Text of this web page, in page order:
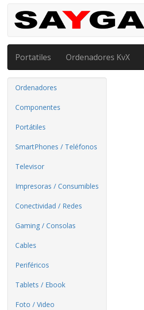
Portatiles Ordenadores KvX
Ordenadores
Componentes
Portátiles
SmartPhones / Teléfonos
Televisor
Impresoras / Consumibles
Conectividad / Redes
Gaming / Consolas
Cables
Periféricos
Tablets / Ebook
Foto / Video